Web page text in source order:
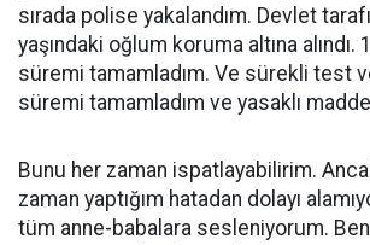
sırada polise yakalandım. Devlet
yaşındaki oğlum koruma altına alındı.
süremi tamamladım. Ve sürekli test
süremi tamamladım ve yasaklı
Bunu her zaman ispatlayabilirim.
zaman yaptığım hatadan dolayı
tüm anne-babalara sesleniyorum.